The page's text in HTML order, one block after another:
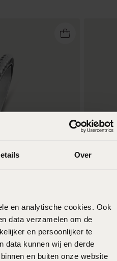
Over
en analytische cookies. Ook
data verzamelen om de
en persoonlijker te
data kunnen wij en derde
en buiten onze website
29.99